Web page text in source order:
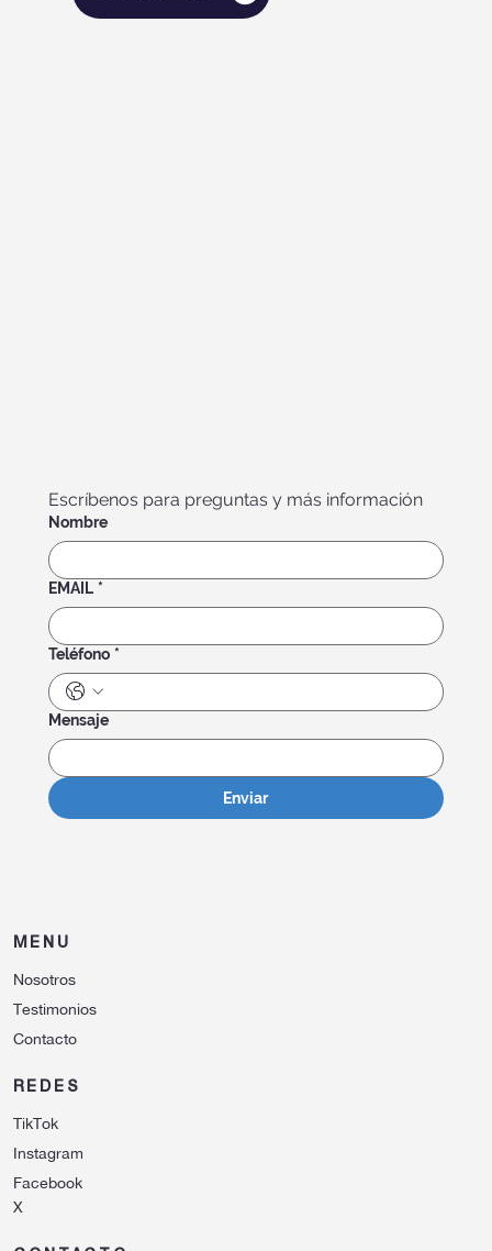
Escríbenos para preguntas y más información
Nombre
EMAIL *
Teléfono *
Mensaje
Enviar
MENU
Nosotros
Testimonios
Contacto
REDES
TikTok
Instagram
Facebook
X